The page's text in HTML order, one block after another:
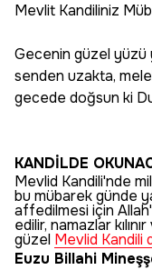
Mevlit Kandiliniz
Gecenin güzel yüzü
senden uzakta,
gecede doğsun ki
KANDİLDE
Mevlid Kandili'nde
bu mübarek günde
affedilmesi için
edilir, namazlar
güzel Mevlid Kandili
Euzu Billahi